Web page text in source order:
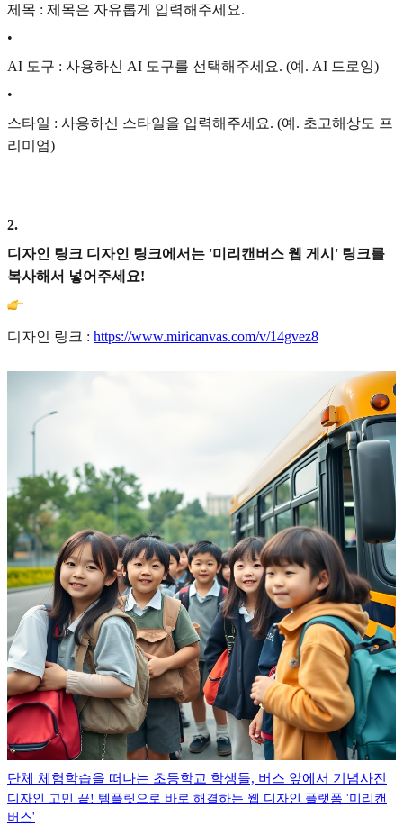
제목 : 제목은 자유롭게 입력해주세요.
•
AI 도구 : 사용하신 AI 도구를 선택해주세요. (예. AI 드로잉)
•
스타일 : 사용하신 스타일을 입력해주세요. (예. 초고해상도 프
리미엄)
2.
디자인 링크 디자인 링크에서는 '미리캔버스 웹 게시' 링크를
복사해서 넣어주세요!
디자인 링크 : https://www.miricanvas.com/v/14gvez8
단체 체험학습을 떠나는 초등학교 학생들, 버스 앞에서 기념사진
디자인 고민 끝! 템플릿으로 바로 해결하는 웹 디자인 플랫폼 '미리캔
버스'